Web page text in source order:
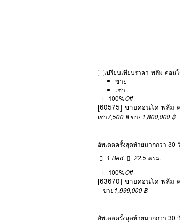
เปรียบเทียบราคา พลัม คอ
ขาย
เช่า
100%Off
[60575] ขายคอนโด พลัม
เช่า7,500 ฿ ขาย1,800,000 ฿
อัพเดตครั้งสุดท้ายมากกว่า 30
1 Bed
22.5 ตรม.
100%Off
[63670] ขายคอนโด พลัม
ขาย1,999,000 ฿
อัพเดตครั้งสุดท้ายมากกว่า 30